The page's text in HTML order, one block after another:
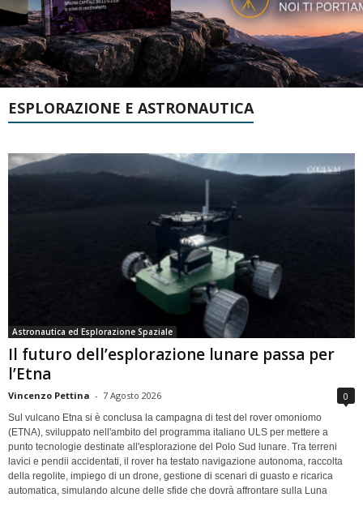
ESPLORAZIONE E ASTRONAUTICA
Astronautica ed Esplorazione Spaziale
Il futuro dell’esplorazione lunare passa per
l’Etna
Vincenzo Pettina - 7 Agosto 2026 0
Sul vulcano Etna si è conclusa la campagna di test del rover omoniomo
(ETNA), sviluppato nell'ambito del programma italiano ULS per mettere a
punto tecnologie destinate all'esplorazione del Polo Sud lunare. Tra terreni
lavici e pendii accidentati, il rover ha testato navigazione autonoma, raccolta
della regolite, impiego di un drone, gestione di scenari di guasto e ricarica
automatica, simulando alcune delle sfide che dovrà affrontare sulla Luna